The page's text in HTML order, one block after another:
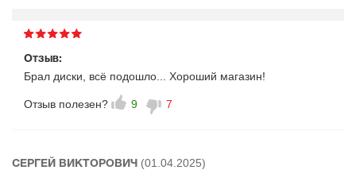
Отзыв:
Брал диски, всё подошло... Хороший магазин!
Отзыв полезен? 9 7
СЕРГЕЙ ВИКТОРОВИЧ (01.04.2025)